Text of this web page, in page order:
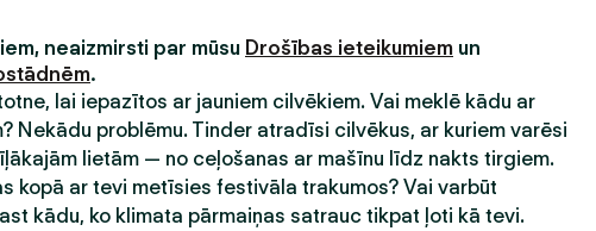
neaizmirsti par mūsu Drošības ieteikumiem un
.
lai iepazītos ar jauniem cilvēkiem. Vai meklē kādu ar
Nekādu problēmu. Tinder atradīsi cilvēkus, ar kuriem varēsi
lietām — no ceļošanas ar mašīnu līdz nakts tirgiem.
kopā ar tevi metīsies festivāla trakumos? Vai varbūt
kādu, ko klimata pārmaiņas satrauc tikpat ļoti kā tevi.